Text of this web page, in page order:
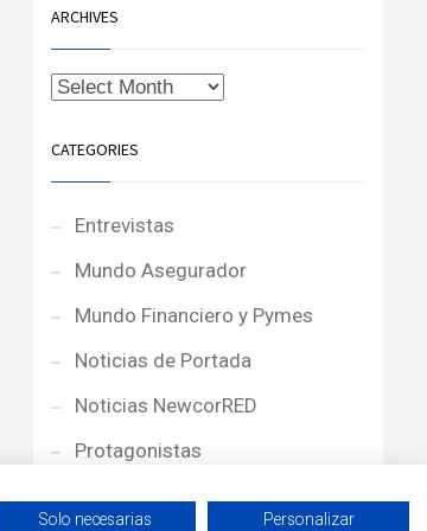
ARCHIVES
CATEGORIES
Entrevistas
Mundo Asegurador
Mundo Financiero y Pymes
Noticias de Portada
Noticias NewcorRED
Protagonistas
Reportajes
Solo necesarias Personalizar